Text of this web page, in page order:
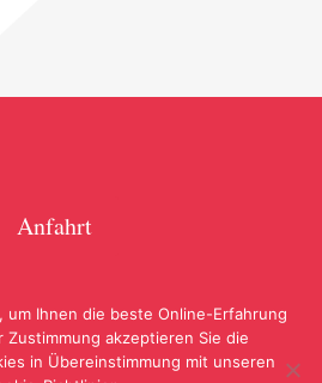
Anfahrt
um Ihnen die beste Online-Erfahrung
akzeptieren Sie die
in Übereinstimmung mit unseren